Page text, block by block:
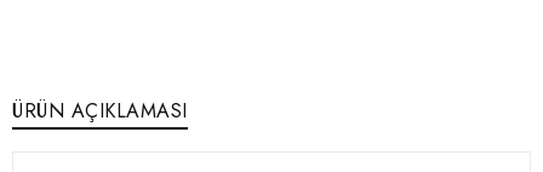
ÜRÜN AÇIKLAMASI